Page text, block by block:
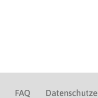
FAQ